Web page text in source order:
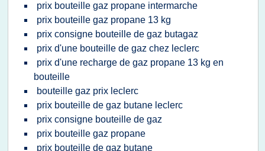
prix bouteille gaz propane intermarche
prix bouteille gaz propane 13 kg
prix consigne bouteille de gaz butagaz
prix d'une bouteille de gaz chez leclerc
prix d'une recharge de gaz propane 13 kg en
bouteille
bouteille gaz prix leclerc
prix bouteille de gaz butane leclerc
prix consigne bouteille de gaz
prix bouteille gaz propane
prix bouteille de gaz butane